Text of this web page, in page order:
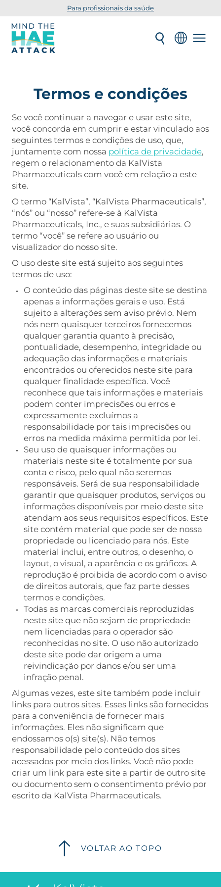
Para profissionais da saúde
Termos e condições
Se você continuar a navegar e usar este site,
você concorda em cumprir e estar vinculado aos
seguintes termos e condições de uso, que,
juntamente com nossa política de privacidade,
regem o relacionamento da KalVista
Pharmaceuticals com você em relação a este
site.
O termo “KalVista”, “KalVista Pharmaceuticals”,
“nós” ou “nosso” refere-se à KalVista
Pharmaceuticals, Inc., e suas subsidiárias. O
termo “você” se refere ao usuário ou
visualizador do nosso site.
O uso deste site está sujeito aos seguintes
termos de uso:
O conteúdo das páginas deste site se destina
apenas a informações gerais e uso. Está
sujeito a alterações sem aviso prévio. Nem
nós nem quaisquer terceiros fornecemos
qualquer garantia quanto à precisão,
pontualidade, desempenho, integridade ou
adequação das informações e materiais
encontrados ou oferecidos neste site para
qualquer finalidade específica. Você
reconhece que tais informações e materiais
podem conter imprecisões ou erros e
expressamente excluímos a
responsabilidade por tais imprecisões ou
erros na medida máxima permitida por lei.
Seu uso de quaisquer informações ou
materiais neste site é totalmente por sua
conta e risco, pelo qual não seremos
responsáveis. Será de sua responsabilidade
garantir que quaisquer produtos, serviços ou
informações disponíveis por meio deste site
atendam aos seus requisitos específicos. Este
site contém material que pode ser de nossa
propriedade ou licenciado para nós. Este
material inclui, entre outros, o desenho, o
layout, o visual, a aparência e os gráficos. A
reprodução é proibida de acordo com o aviso
de direitos autorais, que faz parte desses
termos e condições.
Todas as marcas comerciais reproduzidas
neste site que não sejam de propriedade
nem licenciadas para o operador são
reconhecidas no site. O uso não autorizado
deste site pode dar origem a uma
reivindicação por danos e/ou ser uma
infração penal.
Algumas vezes, este site também pode incluir
links para outros sites. Esses links são fornecidos
para a conveniência de fornecer mais
informações. Eles não significam que
endossamos o(s) site(s). Não temos
responsabilidade pelo conteúdo dos sites
acessados por meio dos links. Você não pode
criar um link para este site a partir de outro site
ou documento sem o consentimento prévio por
escrito da KalVista Pharmaceuticals.
VOLTAR AO TOPO